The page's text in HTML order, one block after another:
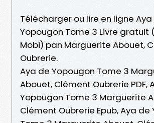
Télécharger ou lire en ligne
Yopougon Tome 3 Livre gratuit
Mobi) pan Marguerite Abouet,
Oubrerie.
Aya de Yopougon Tome 3
Abouet, Clément Oubrerie PDF,
Yopougon Tome 3 Marguerite
Clément Oubrerie Epub, Aya de